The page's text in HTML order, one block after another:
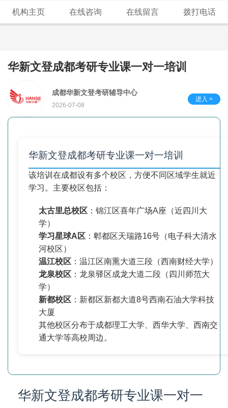
机构主页 在线咨询 在线留言 拨打电话
华新文登成都考研专业课一对一培训
成都华新文登考研辅导中心
2026-07-08
进入 >
华新文登成都考研专业课一对一培训
该培训在成都设有多个校区，方便不同区域学生就近
学习。主要校区包括：
太古里总校区 ：锦江区喜年广场A座（近四川大
学）
学习星球A区 ：郫都区天瑞路16号（电子科大清水
河校区）
温江校区 ：温江区南熏大道三段（西南财经大学）
龙泉校区 ：龙泉驿区成龙大道二段（四川师范大
学）
新都校区 ：新都区新都大道8号西南石油大学科技
大厦
其他校区分布于成都理工大学、西华大学、西南交
通大学等高校周边。
华新文登成都考研专业课一对一